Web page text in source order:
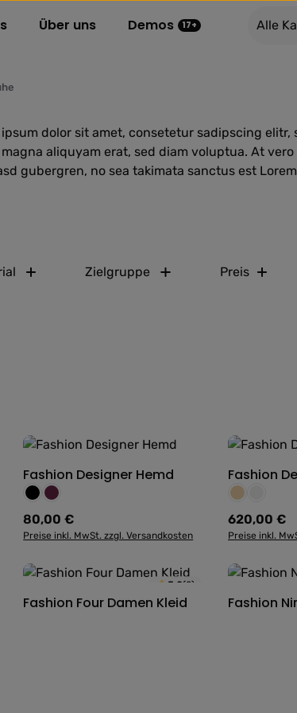
Über uns Demos 17+ Alle
ipsum dolor sit amet, consetetur sadipscing
aliquyam erat, sed diam voluptua. At
gubergren, no sea takimata sanctus est
Zielgruppe Preis
oder benutze die
den gewünschten Wert ein
Produkt Anzahl: Gib den
Fashion Designer Hemd
Farbe:
Schwarz
Weinrot
Regulärer Preis:
80,00 €
Preise inkl. MwSt. zzgl. Versandkosten
Fashion
Farbe:
Beige
Regulärer
620,00 €
Preise inkl.
oder benutze die
den gewünschten Wert ein
5.0(2)
Produkt Anzahl: Gib den
Fashion Four Damen Kleid Fashion